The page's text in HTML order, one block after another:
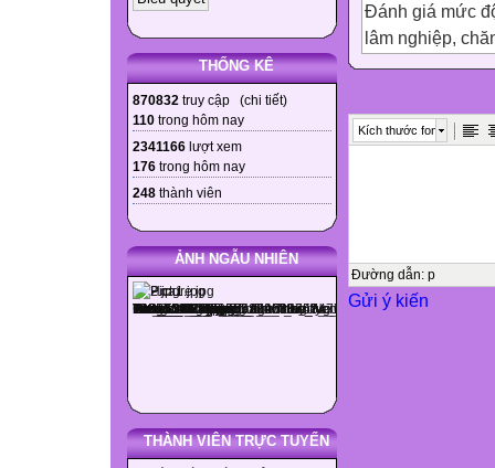
THỐNG KÊ
870832 truy cập (chi tiết)
110 trong hôm nay
2341166 lượt xem
176 trong hôm nay
248 thành viên
ẢNH NGẪU NHIÊN
THÀNH VIÊN TRỰC TUYẾN
Đánh giá mức
lâm nghiệp,
II. Hình thức đề
45 phút.( Trắc
III. Ma trận đề
Kích thước font
Đường dẫn: p
Gửi ý kiến